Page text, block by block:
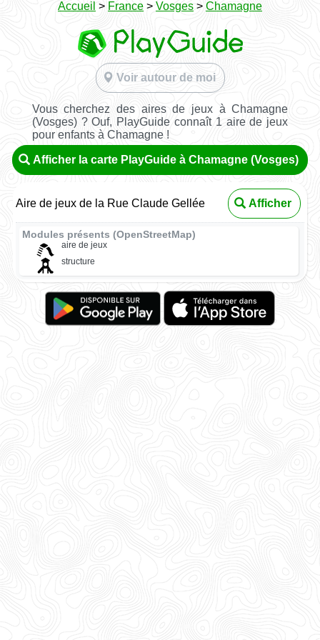
Accueil > France > Vosges > Chamagne
Voir autour de moi
Vous cherchez des aires de jeux à Chamagne
(Vosges) ? Ouf, PlayGuide connaît 1 aire de jeux
pour enfants à Chamagne !
Afficher la carte PlayGuide à Chamagne (Vosges)
Aire de jeux de la Rue Claude Gellée Afficher
Modules présents (OpenStreetMap)
aire de jeux
structure